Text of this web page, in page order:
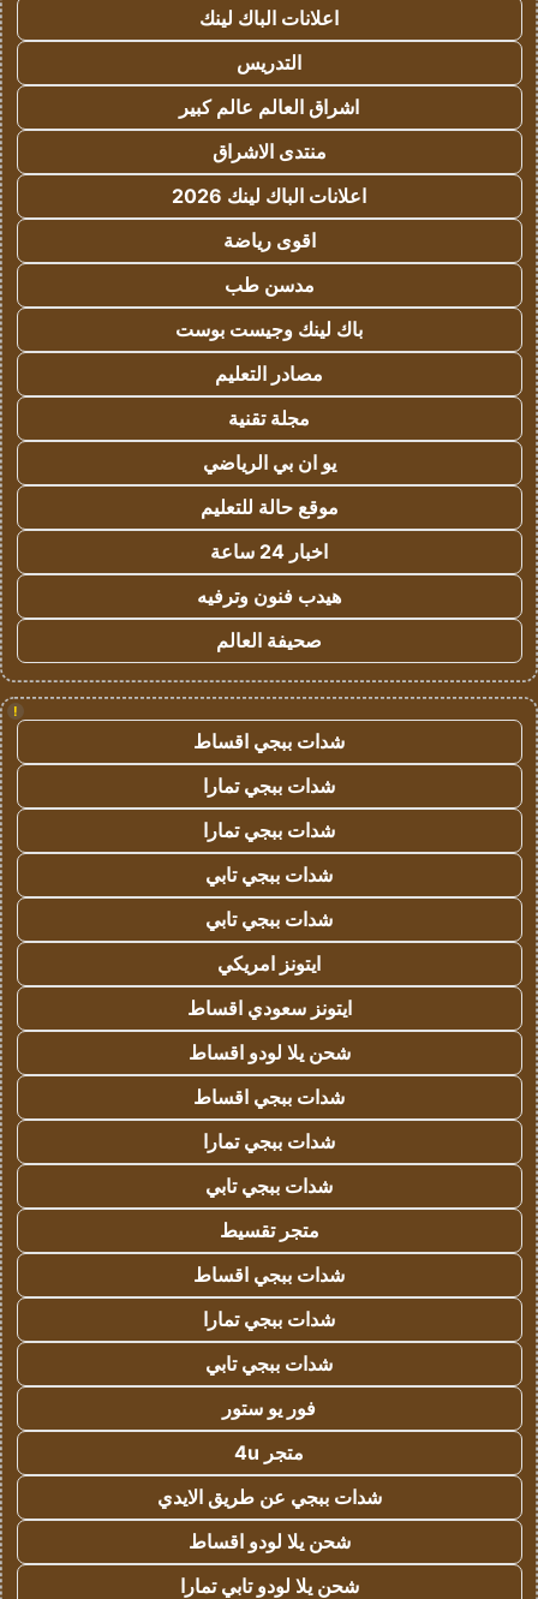
اعلانات الباك لينك
التدريس
اشراق العالم عالم كبير
منتدى الاشراق
اعلانات الباك لينك 2026
اقوى رياضة
مدسن طب
باك لينك وجيست بوست
مصادر التعليم
مجلة تقنية
يو ان بي الرياضي
موقع حالة للتعليم
اخبار 24 ساعة
هيدب فنون وترفيه
صحيفة العالم
!
شدات ببجي اقساط
شدات ببجي تمارا
شدات ببجي تمارا
شدات ببجي تابي
شدات ببجي تابي
ايتونز امريكي
ايتونز سعودي اقساط
شحن يلا لودو اقساط
شدات ببجي اقساط
شدات ببجي تمارا
شدات ببجي تابي
متجر تقسيط
شدات ببجي اقساط
شدات ببجي تمارا
شدات ببجي تابي
فور يو ستور
متجر 4u
شدات ببجي عن طريق الايدي
شحن يلا لودو اقساط
شحن يلا لودو تابي تمارا